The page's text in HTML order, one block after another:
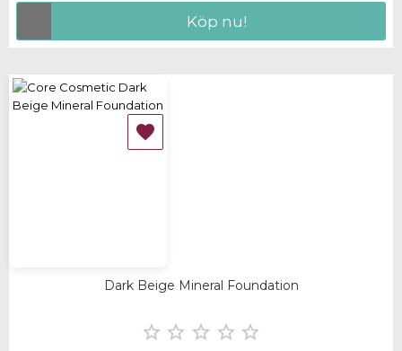
Köp nu!

Dark Beige Mineral Foundation
    